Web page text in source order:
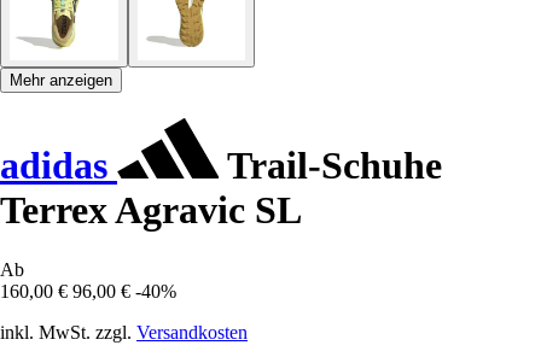
Mehr anzeigen
adidas
Trail-Schuhe
Terrex Agravic SL
Ab
160,00 € 96,00 € -40%
inkl. MwSt. zzgl. Versandkosten